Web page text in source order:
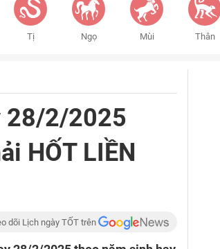
Tị Ngọ Mùi Thân
28/2/2025
HỐT LIỀN
dõi Lịch ngày TỐT trên